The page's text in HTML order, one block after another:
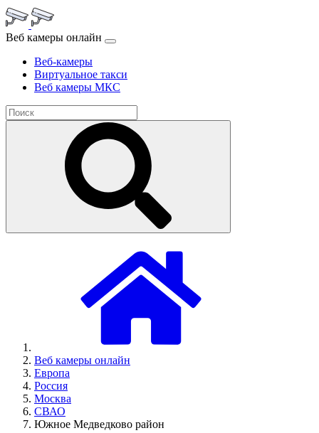
Веб камеры онлайн
Веб-камеры
Виртуальное такси
Веб камеры МКС
Веб камеры онлайн
Европа
Россия
Москва
СВАО
Южное Медведково район